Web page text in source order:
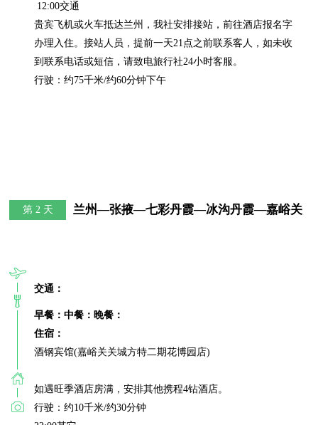
12:00交通
贵宾飞机或火车抵达兰州，我社安排接站，前往酒店报名字
办理入住。接站人员，提前一天21点之前联系客人，如未收
到联系电话或短信，请致电旅行社24小时客服。
行驶：约75千米/约60分钟下午
第 2 天 兰州—张掖—七彩丹霞—冰沟丹霞—嘉峪关
交通：
早餐：中餐：晚餐：
住宿：
酒钢宾馆(嘉峪关关城方特二期花博园店)
如遇旺季酒店房满，安排其他携程4钻酒店。
行驶：约10千米/约30分钟